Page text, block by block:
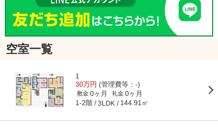
空室一覧
1
30万円 (管理費等：-)
敷金 0ヶ月 礼金 0ヶ月
1-2階 3LDK 144.91㎡